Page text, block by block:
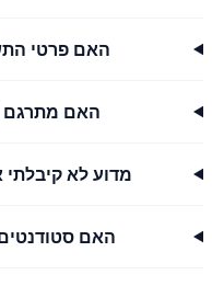
האם פרטי
האם מתרגם OpenL DOC בחינם?
מדוע לא
האם